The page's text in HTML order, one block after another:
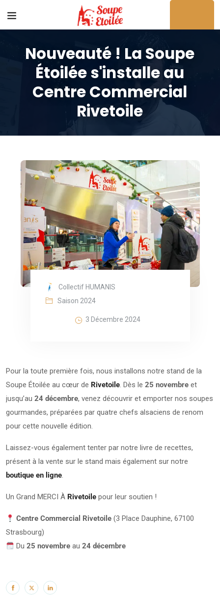
Nouveauté ! La Soupe
Étoilée s'installe au
Centre Commercial
Rivetoile
Collectif HUMANIS
Saison 2024
3 Décembre 2024
Pour la toute première fois, nous installons notre stand de la
Soupe Étoilée au cœur de Rivetoile. Dès le 25 novembre et
jusqu’au 24 décembre, venez découvrir et emporter nos soupes
gourmandes, préparées par quatre chefs alsaciens de renom
pour cette nouvelle édition.
Laissez-vous également tenter par notre livre de recettes,
présent à la vente sur le stand mais également sur notre
boutique en ligne.
Un Grand MERCI À Rivetoile pour leur soutien !
Centre Commercial Rivetoile (3 Place Dauphine, 67100
Strasbourg)
Du25 novembre au24 décembre